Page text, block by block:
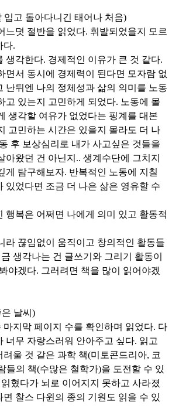
입고 돌아다니긴 태어나 처음)
느덧 절반을 읽었다. 휘발되었을지 모르
다.
생각한다. 경제적인 이유가 큰 것 같다.
면서 동시에 경제력이 된다면 모자람 없
난뒤엔 나의 정체성과 삶의 의미를 노동
고 있는지 고민하게 되었다. 노동에 몰
생각할 여유가 없었다는 핑계를 대본
고민하는 시간은 있을지 몰라도 더 나
후 보상심리로 내가 사고싶은 것들을
아왔던 건 아닌지.. 생계수단에 그치지
게 탐구해보자. 반복적인 노동에 지칠
있었다면 조금 더 나은 삶은 영유할 수
행복은 어쩌면 나에게 의미 있고 활동적
라 끊임없이 움직이고 창의적인 활동들
생각나는 건 글쓰기와 그리기 활동이
야겠다. 그러려면 책을 많이 읽어야겠
날씨)
마지막 페이지 수를 확인하며 읽었다. 다
너무 자랑스러워 안아주고 싶다. 읽고
울 것 같은 과학 책(미토콘드리아, 코
들의 책(수많은 철학가)을 도전할 수 있
혔다가 뇌로 이어지지 못하고 사라졌
찰스 다윈의 종의 기원도 읽을 수 있